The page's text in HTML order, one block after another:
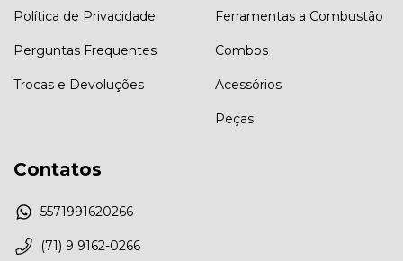
Política de Privacidade
Perguntas Frequentes
Trocas e Devoluções
Ferramentas a Combustão
Combos
Acessórios
Peças
Contatos
5571991620266
(71) 9 9162-0266